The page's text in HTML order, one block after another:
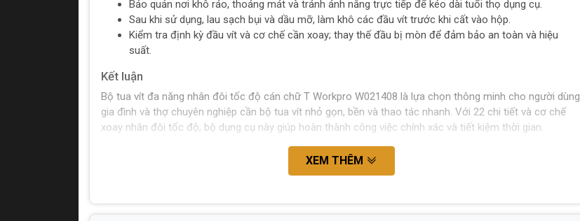
Bảo quản nơi khô ráo, thoáng mát và tránh ánh nắng trực tiếp để kéo dài tuổi thọ dụng cụ.
Sau khi sử dụng, lau sạch bụi và dầu mỡ, làm khô các đầu vít trước khi cất vào hộp.
Kiểm tra định kỳ đầu vít và cơ chế cần xoay; thay thế đầu bị mòn để đảm bảo an toàn và hiệu
suất.
Kết luận
Bộ tua vít đa năng nhân đôi tốc độ cán chữ T Workpro W021408 là lựa chọn thông minh cho người dùng
gia đình và thợ chuyên nghiệp cần bộ tua vít nhỏ gọn, bền và thao tác nhanh. Với 22 chi tiết và cơ chế
xoay nhân đôi tốc độ, bộ dụng cụ này giúp hoàn thành công việc chính xác và tiết kiệm thời gian.
XEM THÊM